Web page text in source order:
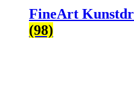
FineArt
(98)